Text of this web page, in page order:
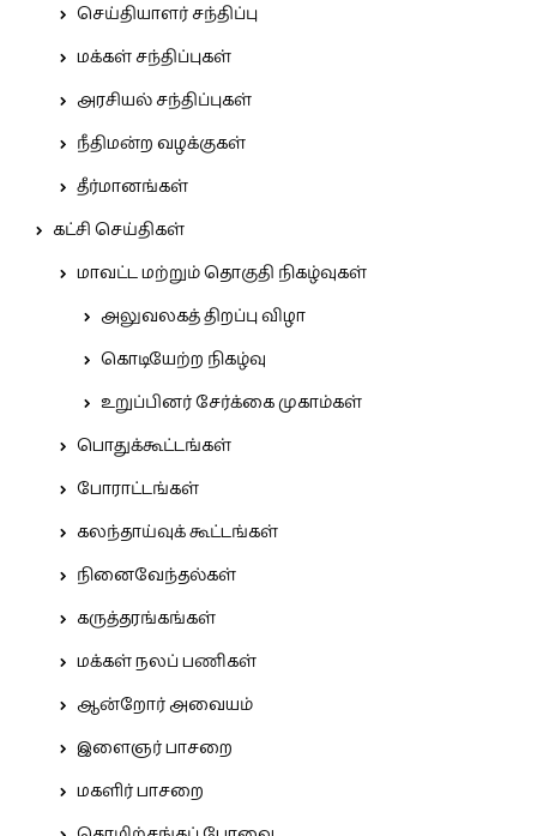
செய்தியாளர் சந்திப்பு
மக்கள் சந்திப்புகள்
அரசியல் சந்திப்புகள்
நீதிமன்ற வழக்குகள்
தீர்மானங்கள்
கட்சி செய்திகள்
மாவட்ட மற்றும் தொகுதி நிகழ்வுகள்
அலுவலகத் திறப்பு விழா
கொடியேற்ற நிகழ்வு
உறுப்பினர் சேர்க்கை முகாம்கள்
பொதுக்கூட்டங்கள்
போராட்டங்கள்
கலந்தாய்வுக் கூட்டங்கள்
நினைவேந்தல்கள்
கருத்தரங்கங்கள்
மக்கள் நலப் பணிகள்
ஆன்றோர் அவையம்
இளைஞர் பாசறை
மகளிர் பாசறை